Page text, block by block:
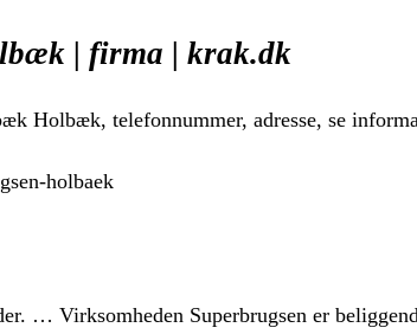
| firma | krak.dk
Holbæk, telefonnummer, adresse, se
holbaek
… Virksomheden Superbrugsen er